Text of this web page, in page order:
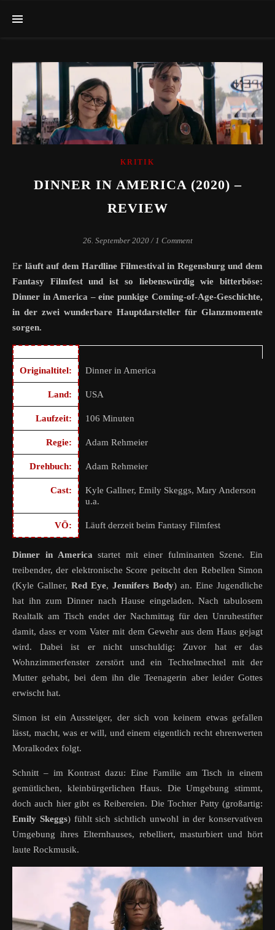
KRITIK
DINNER IN AMERICA (2020) –
REVIEW
26. September 2020 / 1 Comment
Er läuft auf dem Hardline Filmestival in Regensburg und dem
Fantasy Filmfest und ist so liebenswürdig wie bitterböse:
Dinner in America – eine punkige Coming-of-Age-Geschichte,
in der zwei wunderbare Hauptdarsteller für Glanzmomente
sorgen.
Originaltitel: Dinner in America
Land: USA
Laufzeit: 106 Minuten
Regie: Adam Rehmeier
Drehbuch: Adam Rehmeier
Cast:
Kyle Gallner, Emily Skeggs, Mary Anderson
u.a.
VÖ: Läuft derzeit beim Fantasy Filmfest
Dinner in Americastartet mit einer fulminanten Szene. Ein
treibender, der elektronische Score peitscht den Rebellen Simon
(Kyle Gallner, Red Eye, Jennifers Body) an. Eine Jugendliche
hat ihn zum Dinner nach Hause eingeladen. Nach tabulosem
Realtalk am Tisch endet der Nachmittag für den Unruhestifter
damit, dass er vom Vater mit dem Gewehr aus dem Haus gejagt
wird. Dabei ist er nicht unschuldig: Zuvor hat er das
Wohnzimmerfenster zerstört und ein Techtelmechtel mit der
Mutter gehabt, bei dem ihn die Teenagerin aber leider Gottes
erwischt hat.
Simon ist ein Aussteiger, der sich von keinem etwas gefallen
lässt, macht, was er will, und einem eigentlich recht ehrenwerten
Moralkodex folgt.
Schnitt – im Kontrast dazu: Eine Familie am Tisch in einem
gemütlichen, kleinbürgerlichen Haus. Die Umgebung stimmt,
doch auch hier gibt es Reibereien. Die Tochter Patty (großartig:
Emily Skeggs) fühlt sich sichtlich unwohl in der konservativen
Umgebung ihres Elternhauses, rebelliert, masturbiert und hört
laute Rockmusik.